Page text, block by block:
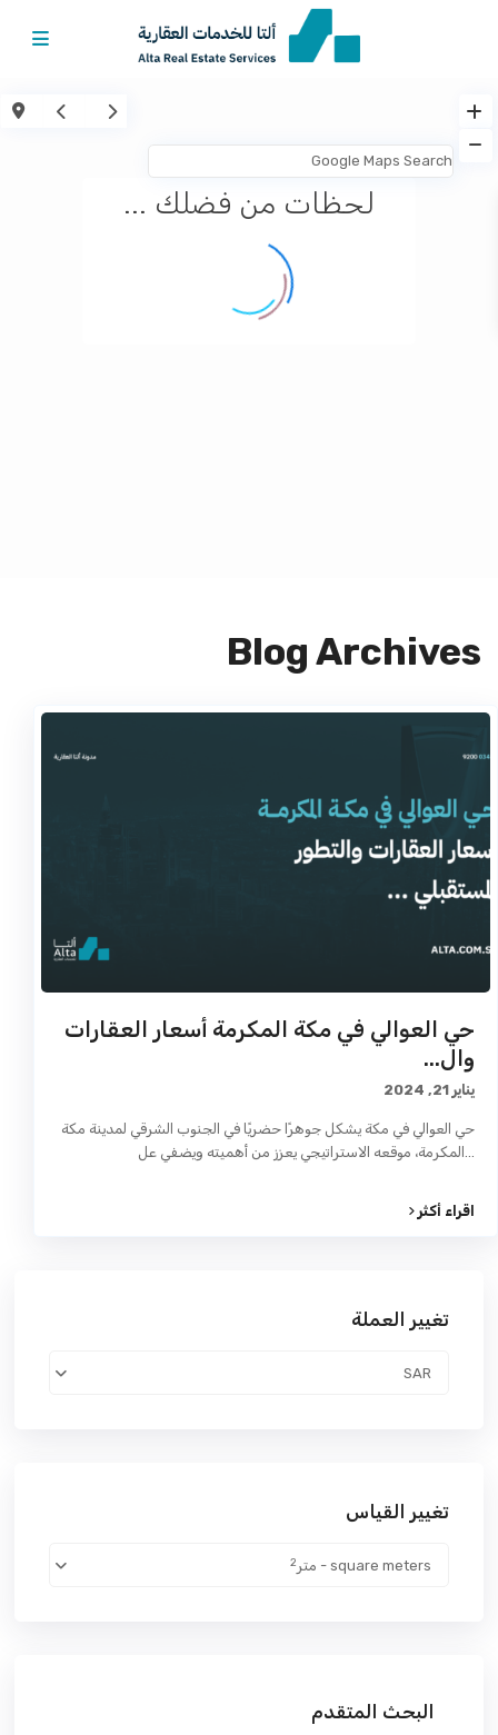
لحظات من فضلك ...
Blog Archives
حي العوالي في مكة المكرمة أسعار العقارات
وال...
يناير 21, 2024
حي العوالي في مكة يشكل جوهرًا حضريًا في الجنوب الشرقي لمدينة مكة
المكرمة، موقعه الاستراتيجي يعزز من أهميته ويضفي عل ...
اقراء أكثر
تغيير العملة
SAR
تغيير القياس
square meters - متر 2
البحث المتقدم